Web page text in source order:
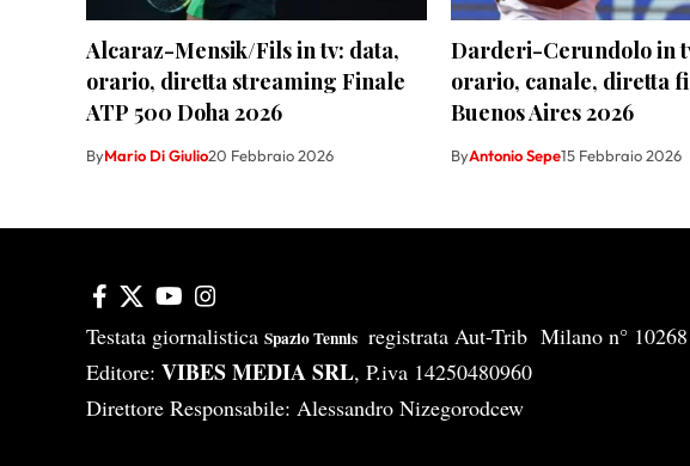
Alcaraz-Mensik/Fils in tv: data,
orario, diretta streaming Finale
ATP 500 Doha 2026
ByMario Di Giulio20 Febbraio 2026
Darderi-Cerundolo in
orario, canale, diretta
Buenos Aires 2026
ByAntonio Sepe15 Febbraio 2026
Testata giornalistica Spazio Tennis registrata Aut-Trib Milano n°
Editore: VIBES MEDIA SRL, P.iva 14250480960
Direttore Responsabile: Alessandro Nizegorodcew